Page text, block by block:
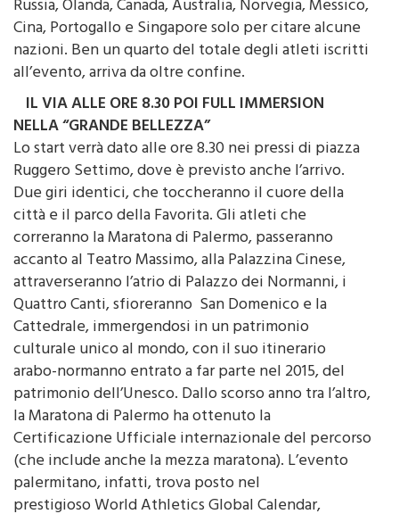
Russia, Olanda, Canada, Australia, Norvegia, Messico,
Cina, Portogallo e Singapore solo per citare alcune
nazioni. Ben un quarto del totale degli atleti iscritti
all’evento, arriva da oltre confine.
IL VIA ALLE ORE 8.30 POI FULL IMMERSION
NELLA “GRANDE BELLEZZA”
Lo start verrà dato alle ore 8.30 nei pressi di piazza
Ruggero Settimo, dove è previsto anche l’arrivo.
Due giri identici, che toccheranno il cuore della
città e il parco della Favorita. Gli atleti che
correranno la Maratona di Palermo, passeranno
accanto al Teatro Massimo, alla Palazzina Cinese,
attraverseranno l’atrio di Palazzo dei Normanni, i
Quattro Canti, sfioreranno San Domenico e la
Cattedrale, immergendosi in un patrimonio
culturale unico al mondo, con il suo itinerario
arabo-normanno entrato a far parte nel 2015, del
patrimonio dell’Unesco. Dallo scorso anno tra l’altro,
la Maratona di Palermo ha ottenuto la
Certificazione Ufficiale internazionale del percorso
(che include anche la mezza maratona). L’evento
palermitano, infatti, trova posto nel
prestigioso World Athletics Global Calendar,